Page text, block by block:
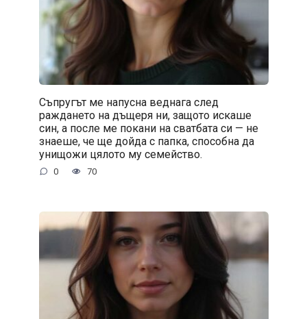
Съпругът ме напусна веднага след
раждането на дъщеря ни, защото искаше
син, а после ме покани на сватбата си — не
знаеше, че ще дойда с папка, способна да
унищожи цялото му семейство.
0 70